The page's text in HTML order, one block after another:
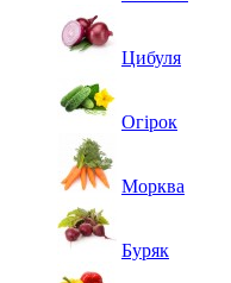
Цибуля
Огірок
Морква
Буряк